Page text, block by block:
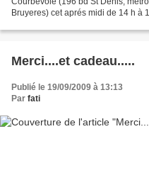
Bruyeres) cet aprés midi de 14 h à
Merci....et cadeau.....
Publié le 19/09/2009 à 13:13
Par fati